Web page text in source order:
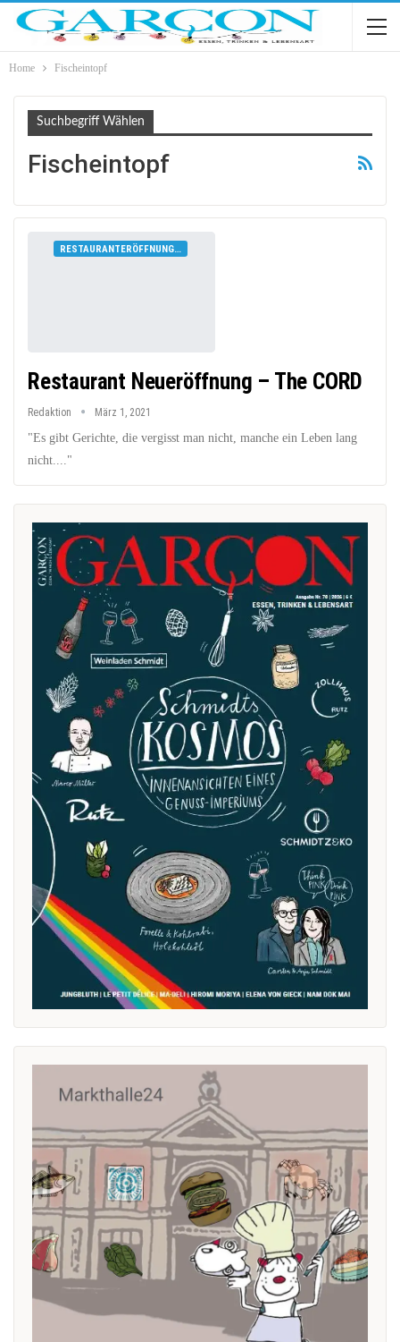
Home Fischeintopf
Suchbegriff Wählen
Fischeintopf
RESTAURANTERÖFFNUNGEN
Restaurant Neueröffnung – The CORD
Redaktion März 1, 2021
"Es gibt Gerichte, die vergisst man nicht, manche ein Leben lang
nicht...."